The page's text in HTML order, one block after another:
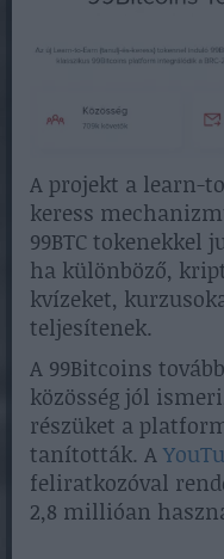
A projekt a learn-
keress
99BTC tokenekkel
ha különböző,
kvízeket,
teljesítenek.
A 99Bitcoins
közösség jól
részüket a
tanították. A
feliratkozóval
2,8 millióan